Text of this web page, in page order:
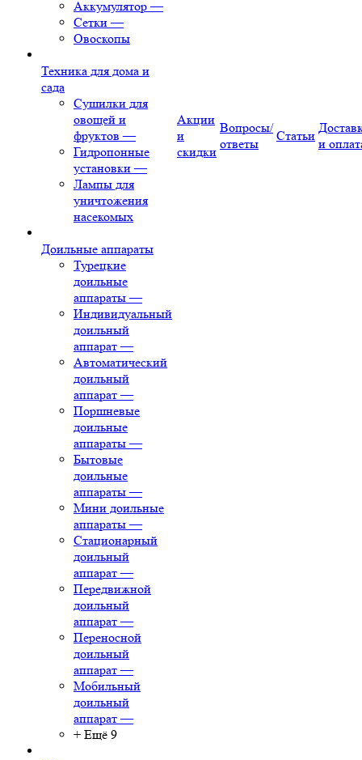
Аккумулятор —
Сетки —
Овоскопы
Техника для дома и
сада
Сушилки для
овощей и
фруктов —
Гидропонные
установки —
Лампы для
уничтожения
насекомых
Доильные аппараты
Турецкие
доильные
аппараты —
Индивидуальный
доильный
аппарат —
Автоматический
доильный
аппарат —
Поршневые
доильные
аппараты —
Бытовые
доильные
аппараты —
Мини доильные
аппараты —
Стационарный
доильный
аппарат —
Передвижной
доильный
аппарат —
Переносной
доильный
аппарат —
Мобильный
доильный
аппарат —
+ Ещё 9
Акции
и
скидки
Вопросы/
ответы
Статьи
и